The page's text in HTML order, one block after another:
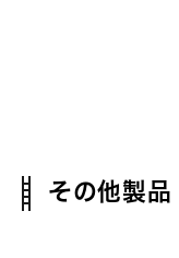
その他製品